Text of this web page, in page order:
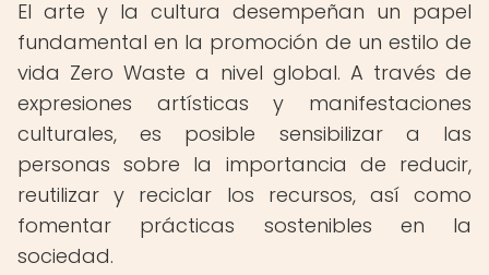
El arte y la cultura desempeñan un papel
fundamental en la promoción de un estilo de
vida Zero Waste a nivel global. A través de
expresiones artísticas y manifestaciones
culturales, es posible sensibilizar a las
personas sobre la importancia de reducir,
reutilizar y reciclar los recursos, así como
fomentar prácticas sostenibles en la
sociedad.